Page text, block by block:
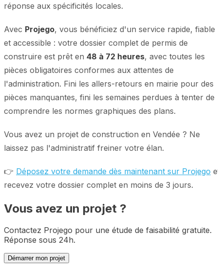
réponse aux spécificités locales.
Avec Projego, vous bénéficiez d'un service rapide, fiable
et accessible : votre dossier complet de permis de
construire est prêt en 48 à 72 heures, avec toutes les
pièces obligatoires conformes aux attentes de
l'administration. Fini les allers-retours en mairie pour des
pièces manquantes, fini les semaines perdues à tenter de
comprendre les normes graphiques des plans.
Vous avez un projet de construction en Vendée ? Ne
laissez pas l'administratif freiner votre élan.
👉 Déposez votre demande dès maintenant sur Projego
recevez votre dossier complet en moins de 3 jours.
Vous avez un projet ?
Contactez Projego pour une étude de faisabilité gratuite.
Réponse sous 24h.
Démarrer mon projet